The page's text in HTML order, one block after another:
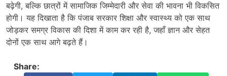
बढ़ेगी, बल्कि छात्रों में सामाजिक जिम्मेदारी और सेवा की भावना भी विकसित
होगी। यह दिखाता है कि पंजाब सरकार शिक्षा और स्वास्थ्य को एक साथ
जोड़कर समग्र विकास की दिशा में काम कर रही है, जहाँ ज्ञान और सेहत
दोनों एक साथ आगे बढ़ते हैं।
Share: